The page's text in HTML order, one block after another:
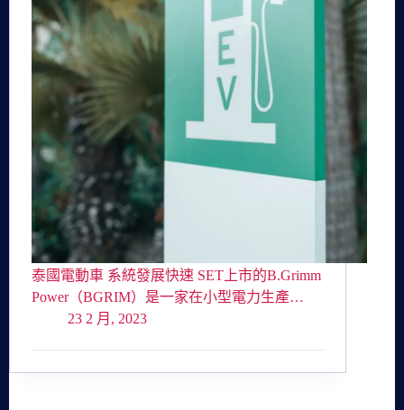
泰國電動車 系統發展快速 SET上市的B.Grimm
Power（BGRIM）是一家在小型電力生產…
23 2 月, 2023